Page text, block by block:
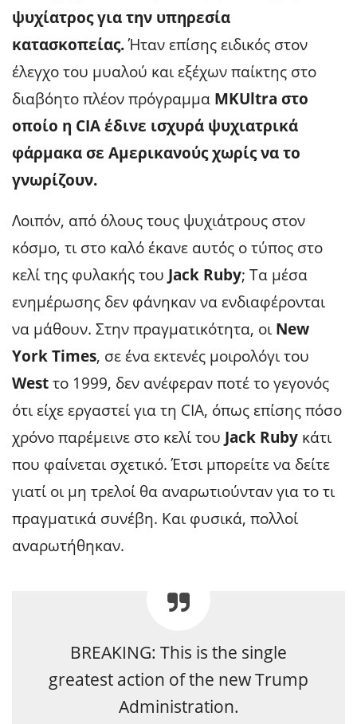
ψυχίατρος για την υπηρεσία
κατασκοπείας.Ήταν επίσης ειδικός στον
έλεγχο του μυαλού και εξέχων παίκτης στο
διαβόητο πλέον πρόγραμμα MKUltra στο
οποίο η CIA έδινε ισχυρά ψυχιατρικά
φάρμακα σε Αμερικανούς χωρίς να το
γνωρίζουν.
Λοιπόν, από όλους τους ψυχιάτρους στον
κόσμο, τι στο καλό έκανε αυτός ο τύπος στο
κελί της φυλακής του Jack Ruby; Τα μέσα
ενημέρωσης δεν φάνηκαν να ενδιαφέρονται
να μάθουν. Στην πραγματικότητα, οι New
York Times, σε ένα εκτενές μοιρολόγι του
Westτο 1999, δεν ανέφεραν ποτέ το γεγονός
ότι είχε εργαστεί για τη CIA, όπως επίσης πόσο
χρόνο παρέμεινε στο κελί του Jack Ruby κάτι
που φαίνεται σχετικό. Έτσι μπορείτε να δείτε
γιατί οι μη τρελοί θα αναρωτιούνταν για το τι
πραγματικά συνέβη. Και φυσικά, πολλοί
αναρωτήθηκαν.
BREAKING: This is the single
greatest action of the new Trump
Administration.